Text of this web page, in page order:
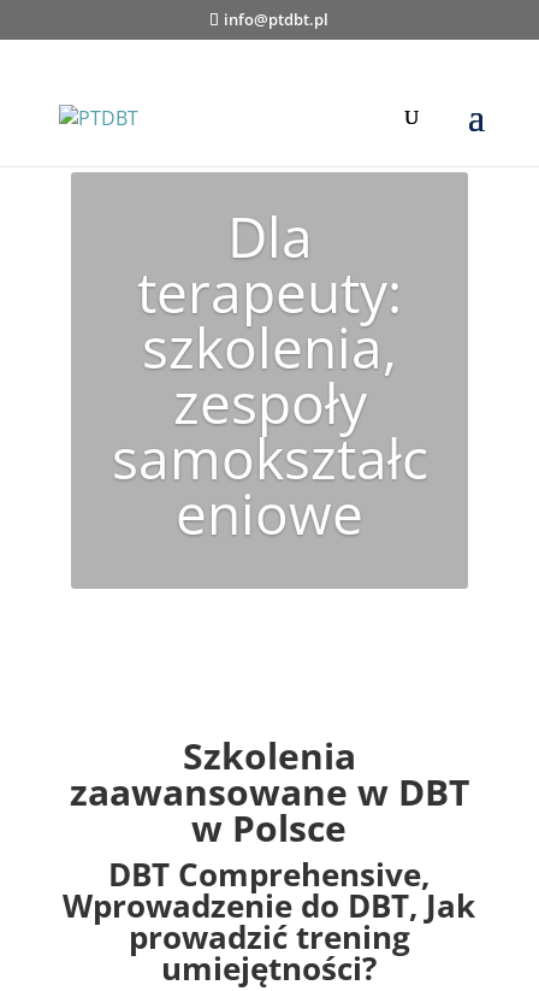
info@ptdbt.pl
Dla
terapeuty:
szkolenia,
zespoły
samokształc
eniowe
Szkolenia
zaawansowane w DBT
w Polsce
DBT Comprehensive,
Wprowadzenie do DBT, Jak
prowadzić trening
umiejętności?